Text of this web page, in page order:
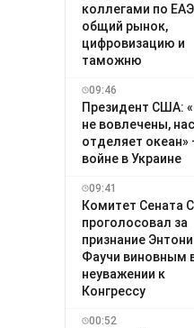
коллегами по
общий рынок,
цифровизацию и
таможню
09:46
Президент США:
не вовлечены, нас
отделяет океан»
войне в Украине
09:41
Комитет Сената
проголосовал за
признание Энтони
Фаучи виновным
неуважении к
Конгрессу
00:52